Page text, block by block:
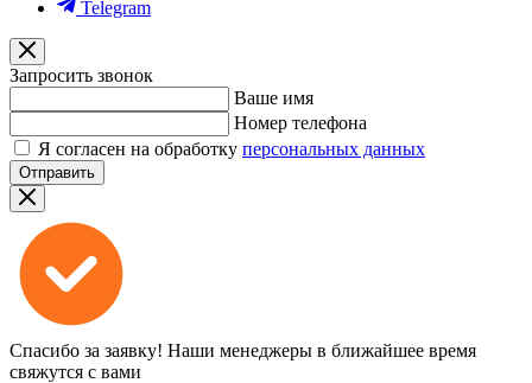
Telegram
Запросить звонок
Ваше имя
Номер телефона
Я согласен на обработку персональных данных
Отправить
Спасибо за заявку! Наши менеджеры в ближайшее время
свяжутся с вами